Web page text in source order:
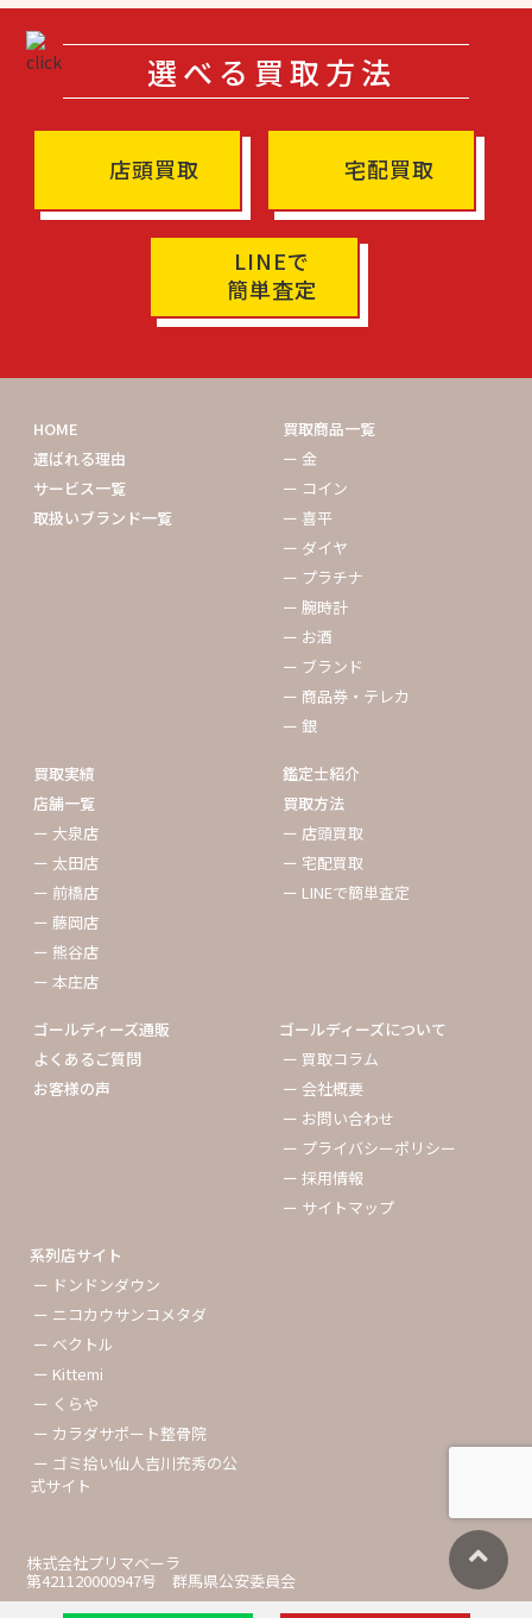
選べる買取方法
店頭買取 宅配買取
LINEで
簡単査定
HOME
選ばれる理由
サービス一覧
取扱いブランド一覧
買取商品一覧
ー 金
ー コイン
ー 喜平
ー ダイヤ
ー プラチナ
ー 腕時計
ー お酒
ー ブランド
ー 商品券・テレカ
ー 銀
買取実績
店舗一覧
ー 大泉店
ー 太田店
ー 前橋店
ー 藤岡店
ー 熊谷店
ー 本庄店
鑑定士紹介
買取方法
ー 店頭買取
ー 宅配買取
ー LINEで簡単査定
ゴールディーズ通販
よくあるご質問
お客様の声
ゴールディーズについて
ー 買取コラム
ー 会社概要
ー お問い合わせ
ー プライバシーポリシー
ー 採用情報
ー サイトマップ
系列店サイト
ー ドンドンダウン
ー ニコカウサンコメタダ
ー ベクトル
ー Kittemi
ー くらや
ー カラダサポート整骨院
ー ゴミ拾い仙人吉川充秀の公
式サイト
株式会社プリマベーラ
第421120000947号 群馬県公安委員会